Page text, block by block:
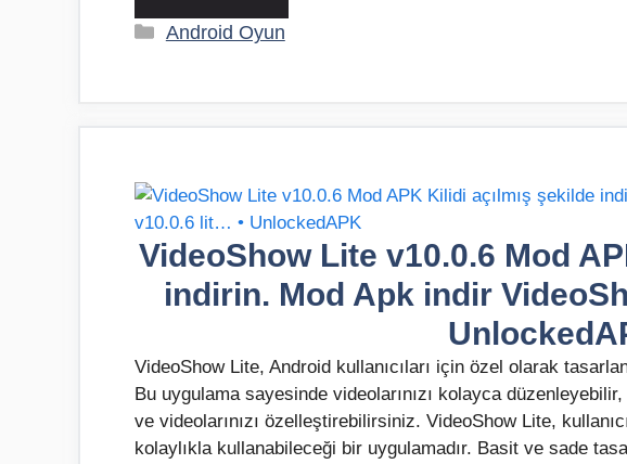
Kategoriler
Android Oyun
VideoShow Lite v10.0.6 Mod
indirin. Mod Apk indir
VideoShow Lite, Android kullanıcıları için özel olarak
Bu uygulama sayesinde videolarınızı kolayca
ve videolarınızı özelleştirebilirsiniz. VideoShow Lite,
kolaylıkla kullanabileceği bir uygulamadır. Basit ve sade